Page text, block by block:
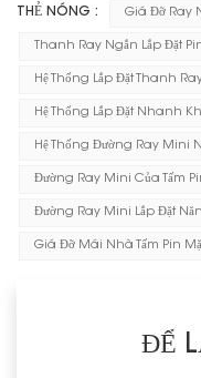
THẺ NÓNG : Giá Đỡ Ray
Thanh Ray Ngắn Lắp Đặt
Hệ Thống Lắp Đặt Thanh
Hệ Thống Lắp Đặt Nhanh
Hệ Thống Đường Ray Mini
Đường Ray Mini Của Tấm
Đường Ray Mini Lắp Đặt
Giá Đỡ Mái Nhà Tấm Pin
ĐỂ